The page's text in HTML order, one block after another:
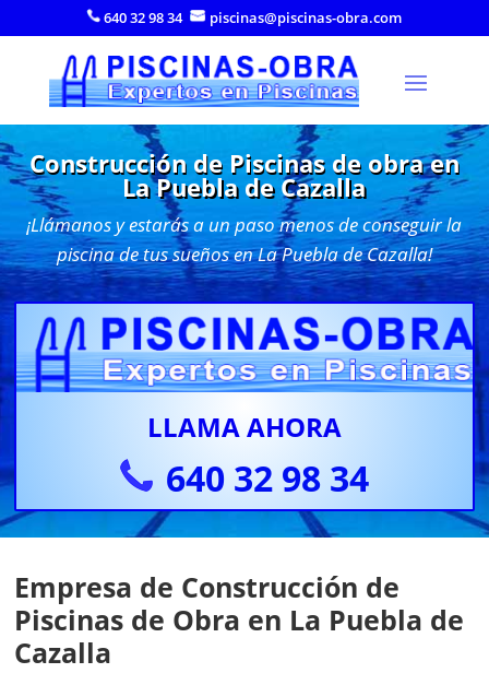
640 32 98 34 piscinas@piscinas-obra.com
Construcción de Piscinas de obra en
La Puebla de Cazalla
¡Llámanos y estarás a un paso menos de conseguir la
piscina de tus sueños en La Puebla de Cazalla!
LLAMA AHORA
640 32 98 34
Empresa de Construcción de
Piscinas de Obra en La Puebla de
Cazalla